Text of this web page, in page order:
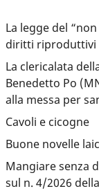
La legge del
diritti riproduttivi
La clericalata
Benedetto Po
alla messa per
Cavoli e cicogne
Buone novelle
Mangiare senza
sul n. 4/2026